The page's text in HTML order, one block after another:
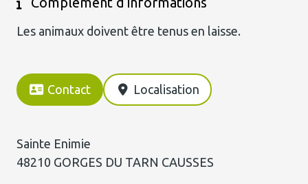
Les animaux doivent être tenus en laisse.
Contact Localisation
Sainte Enimie
48210 GORGES DU TARN CAUSSES